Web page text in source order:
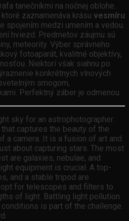
tanečníkmi na nočnej oblohe.
zaznamenáva krásu vesmíru
spojením medzi umením a vedou.
hviezd. Predmetov záujmu sú
meteority. Výber správneho
fotoaparát, kvalitné objektívy,
Niektorí však siahnu po
konkrétnych vlnových
smogom,
Perfektný záber je odmenou.
sky for an astrophotographer.
captures the beauty of the
a camera. It is a fusion of art and
about capturing stars. The most
are galaxies, nebulae, and
equipment is crucial. A top-
and a stable tripod are
for telescopes and filters to
of light. Battling light pollution
is part of the challenge.